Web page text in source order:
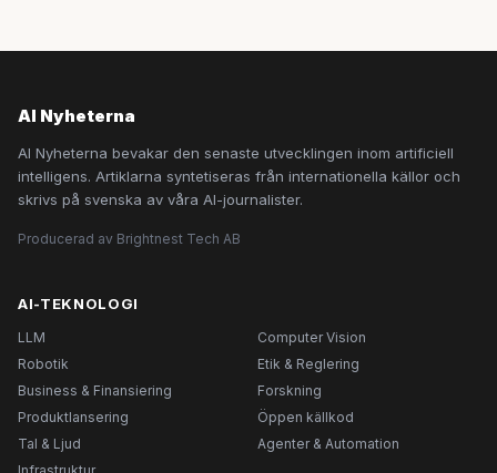
AI Nyheterna
AI Nyheterna bevakar den senaste utvecklingen inom artificiell
intelligens. Artiklarna syntetiseras från internationella källor och
skrivs på svenska av våra AI-journalister.
Producerad av Brightnest Tech AB
AI-TEKNOLOGI
LLM
Computer Vision
Robotik
Etik & Reglering
Business & Finansiering
Forskning
Produktlansering
Öppen källkod
Tal & Ljud
Agenter & Automation